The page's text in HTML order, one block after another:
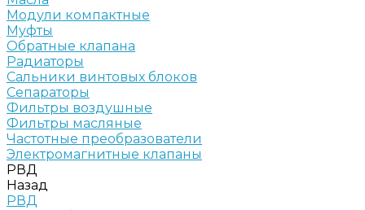
Модули компактные
Муфты
Обратные клапана
Радиаторы
Сальники винтовых блоков
Сепараторы
Фильтры воздушные
Фильтры масляные
Частотные преобразователи
Электромагнитные клапаны
РВД
Назад
РВД